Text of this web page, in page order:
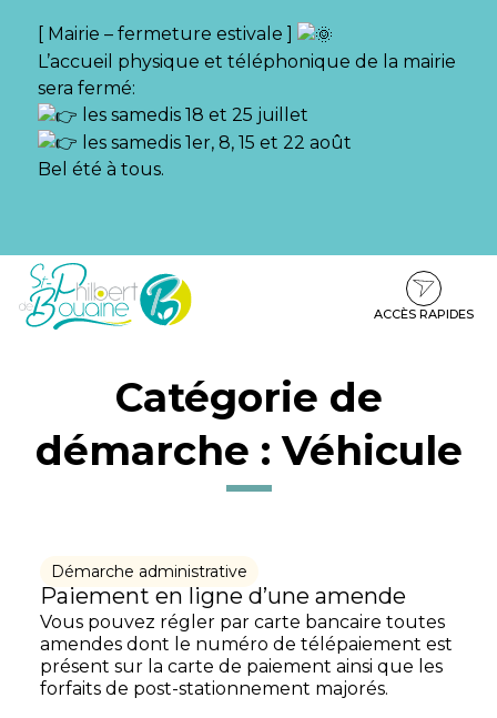
[ Mairie – fermeture estivale ]
L’accueil physique et téléphonique de la mairie
sera fermé:
les samedis 18 et 25 juillet
les samedis 1er, 8, 15 et 22 août
Bel été à tous.
Aller
Aller
contenu
Aller
pied
ACCÈS RAPIDES
Catégorie de
démarche :Véhicule
Démarche administrative
Paiement en ligne d’une amende
Vous pouvez régler par carte bancaire toutes
amendes dont le numéro de télépaiement est
présent sur la carte de paiement ainsi que les
forfaits de post-stationnement majorés.